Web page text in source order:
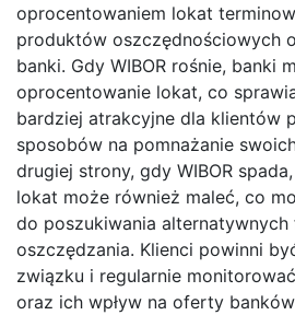
oprocentowaniem lokat
produktów oszczędnościowych
banki. Gdy WIBOR rośnie, banki
oprocentowanie lokat, co
bardziej atrakcyjne dla klientów
sposobów na pomnażanie
drugiej strony, gdy WIBOR
lokat może również maleć, co
do poszukiwania
oszczędzania. Klienci powinni
związku i regularnie
oraz ich wpływ na oferty